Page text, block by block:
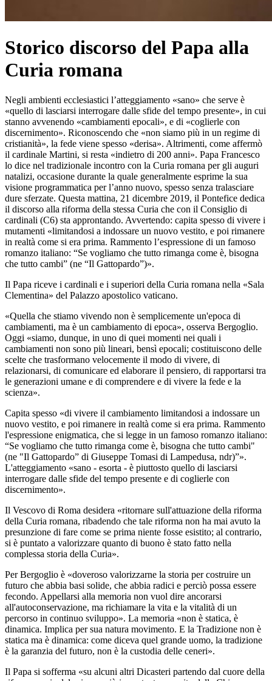
Storico discorso del Papa alla
Curia romana
Negli ambienti ecclesiastici l’atteggiamento «sano» che serve è
«quello di lasciarsi interrogare dalle sfide del tempo presente», in cui
stanno avvenendo «cambiamenti epocali», e di «coglierle con
discernimento». Riconoscendo che «non siamo più in un regime di
cristianità», la fede viene spesso «derisa». Altrimenti, come affermò
il cardinale Martini, si resta «indietro di 200 anni». Papa Francesco
lo dice nel tradizionale incontro con la Curia romana per gli auguri
natalizi, occasione durante la quale generalmente esprime la sua
visione programmatica per l’anno nuovo, spesso senza tralasciare
dure sferzate. Questa mattina, 21 dicembre 2019, il Pontefice dedica
il discorso alla riforma della stessa Curia che con il Consiglio di
cardinali (C6) sta approntando. Avvertendo: capita spesso di vivere i
mutamenti «limitandosi a indossare un nuovo vestito, e poi rimanere
in realtà come si era prima. Rammento l’espressione di un famoso
romanzo italiano: “Se vogliamo che tutto rimanga come è, bisogna
che tutto cambi” (ne “Il Gattopardo”)».
Il Papa riceve i cardinali e i superiori della Curia romana nella «Sala
Clementina» del Palazzo apostolico vaticano.
«Quella che stiamo vivendo non è semplicemente un'epoca di
cambiamenti, ma è un cambiamento di epoca», osserva Bergoglio.
Oggi «siamo, dunque, in uno di quei momenti nei quali i
cambiamenti non sono più lineari, bensì epocali; costituiscono delle
scelte che trasformano velocemente il modo di vivere, di
relazionarsi, di comunicare ed elaborare il pensiero, di rapportarsi tra
le generazioni umane e di comprendere e di vivere la fede e la
scienza».
Capita spesso «di vivere il cambiamento limitandosi a indossare un
nuovo vestito, e poi rimanere in realtà come si era prima. Rammento
l'espressione enigmatica, che si legge in un famoso romanzo italiano:
“Se vogliamo che tutto rimanga come è, bisogna che tutto cambi"
(ne "Il Gattopardo” di Giuseppe Tomasi di Lampedusa, ndr)”».
L'atteggiamento «sano - esorta - è piuttosto quello di lasciarsi
interrogare dalle sfide del tempo presente e di coglierle con
discernimento».
Il Vescovo di Roma desidera «ritornare sull'attuazione della riforma
della Curia romana, ribadendo che tale riforma non ha mai avuto la
presunzione di fare come se prima niente fosse esistito; al contrario,
si è puntato a valorizzare quanto di buono è stato fatto nella
complessa storia della Curia».
Per Bergoglio è «doveroso valorizzarne la storia per costruire un
futuro che abbia basi solide, che abbia radici e perciò possa essere
fecondo. Appellarsi alla memoria non vuol dire ancorarsi
all'autoconservazione, ma richiamare la vita e la vitalità di un
percorso in continuo sviluppo». La memoria «non è statica, è
dinamica. Implica per sua natura movimento. E la Tradizione non è
statica ma è dinamica: come diceva quel grande uomo, la tradizione
è la garanzia del futuro, non è la custodia delle ceneri».
Il Papa si sofferma «su alcuni altri Dicasteri partendo dal cuore della